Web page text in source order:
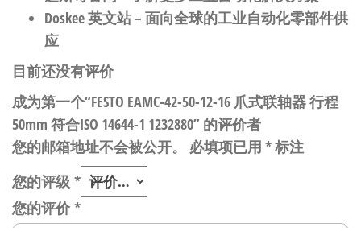
Doskee 英文站– 面向全球的工业自动化零部件供
应
目前还没有评价
成为第一个“FESTO EAMC-42-50-12-16 爪式联轴器 行程
50mm 符合ISO 14644-1 1232880” 的评价者
您的邮箱地址不会被公开。
必填项已用 *标注
您的评级 *
您的评价*